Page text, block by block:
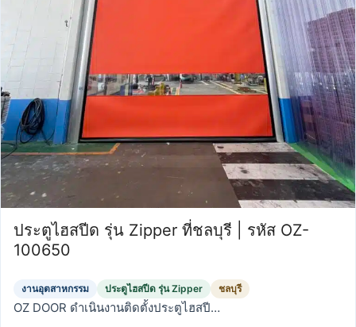
ประตูไฮสปีด รุ่น Zipper ที่ชลบุรี | รหัส OZ-
100650
งานอุตสาหกรรม ประตูไฮสปีด รุ่น Zipper ชลบุรี
OZ DOOR ดำเนินงานติดตั้งประตูไฮสปี…